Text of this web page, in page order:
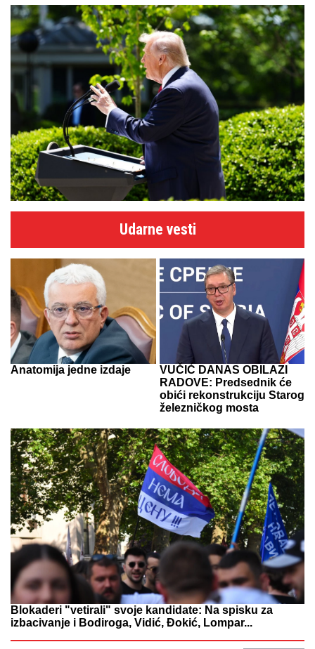
Udarne vesti
Anatomija jedne izdaje
VUČIĆ DANAS OBILAZI
RADOVE: Predsednik će
obići rekonstrukciju Starog
železničkog mosta
Blokaderi "vetirali" svoje kandidate: Na spisku za
izbacivanje i Bodiroga, Vidić, Đokić, Lompar...